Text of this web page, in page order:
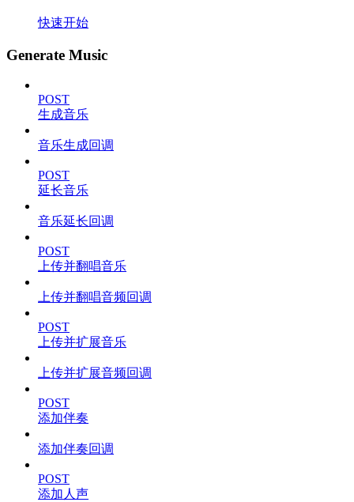
快速开始
Generate Music
POST
生成音乐
音乐生成回调
POST
延长音乐
音乐延长回调
POST
上传并翻唱音乐
上传并翻唱音频回调
POST
上传并扩展音乐
上传并扩展音频回调
POST
添加伴奏
添加伴奏回调
POST
添加人声